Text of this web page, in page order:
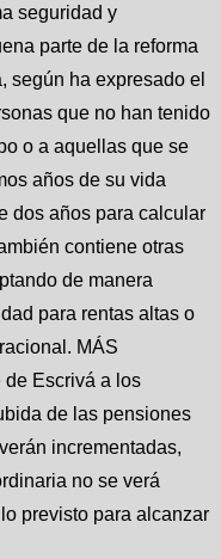
seguridad y
parte de la reforma
según ha expresado el
que no han tenido
o a aquellas que se
años de su vida
dos años para calcular
contiene otras
de manera
para rentas altas o
MÁS
de Escrivá a los
de las pensiones
incrementadas,
no se verá
previsto para alcanzar